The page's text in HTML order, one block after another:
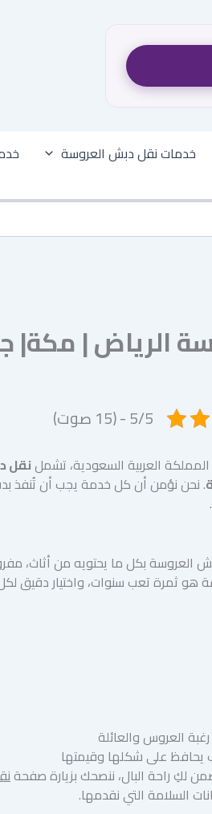
خدمات نقل دبش العروسة
الرياض | مكة|
5/5 - (15 صوت)
العربية السعودية، تشمل نقل
. نحن نؤمن أن كل خدمة يجب أن تُنفذ
العروسة بكل ما يحتويه من أثاث،
هو ثمرة تعب سنوات، واختيار دقيق
العروس والعائلة
يحافظ على شكلها وقيمتها
لكِ راحة البال، ننصحك بزيارة صفحة
السلامة التي نقدمها.